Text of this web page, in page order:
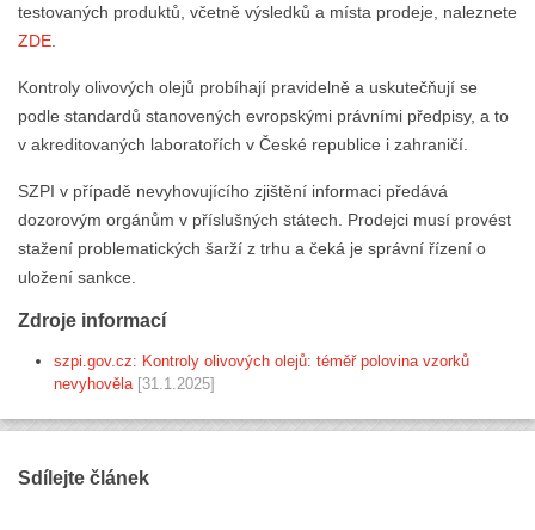
testovaných produktů, včetně výsledků a místa prodeje, naleznete
ZDE
Kontroly olivových olejů probíhají pravidelně a uskutečňují se
podle standardů stanovených evropskými právními předpisy, a to
v akreditovaných laboratořích v České republice i zahraničí.
SZPI v případě nevyhovujícího zjištění informaci předává
dozorovým orgánům v příslušných státech. Prodejci musí provést
stažení problematických šarží z trhu a čeká je správní řízení o
uložení sankce.
Zdroje informací
szpi.gov.cz: Kontroly olivových olejů: téměř polovina vzorků
nevyhověla [31.1.2025]
Sdílejte článek